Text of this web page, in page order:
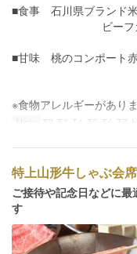
■食事 石川県ブランド
ビーフカレ
■甘味 桃のコンポート
※食物アレルギーがあり
Ngày T2, T3, T4, T5, T6, T7,
特上山形牛しゃぶ会
ご接待や記念日などに
す